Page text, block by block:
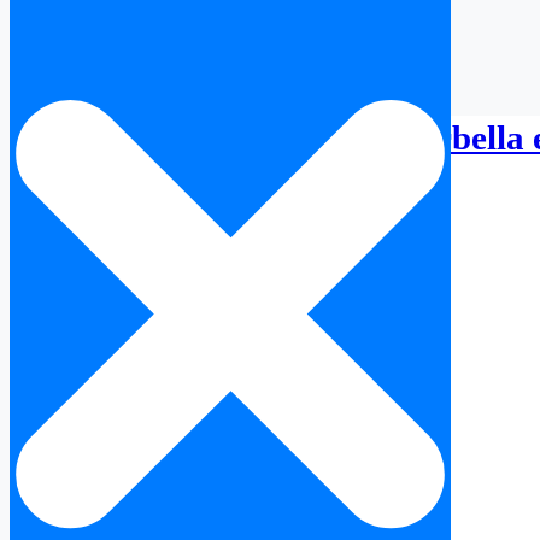
Avocat droit du travail Marbella